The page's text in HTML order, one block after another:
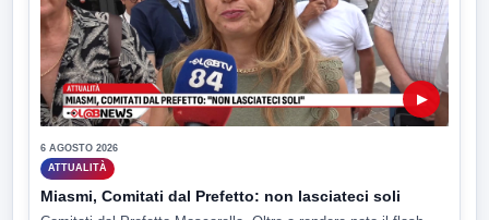
▶
6 AGOSTO 2026
ATTUALITÀ
Miasmi, Comitati dal Prefetto: non lasciateci soli